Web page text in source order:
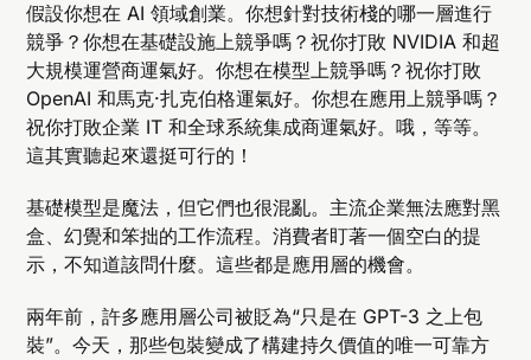
假設你想在 AI 領域創業。你想針對技術棧的哪一層進行
競爭？你想在基礎設施上競爭嗎？祝你打敗 NVIDIA 和超
大規模運營商運氣好。你想在模型上競爭嗎？祝你打敗
OpenAI 和馬克·扎克伯格運氣好。你想在應用上競爭嗎？
祝你打敗企業 IT 和全球系統集成商運氣好。哦，等等。
這其實聽起來還挺可行的！
基礎模型是魔法，但它們也很混亂。主流企業無法應對黑
盒、幻覺和笨拙的工作流程。消費者盯著一個空白的提
示，不知道該問什麼。這些都是應用層的機會。
兩年前，許多應用層公司被貶為“只是在 GPT-3 之上包
裝”。今天，那些包裝變成了構建持久價值的唯一可靠方